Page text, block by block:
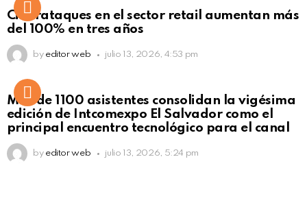
Ciberataques en el sector retail aumentan más
del 100% en tres años
by editor web julio 13, 2026, 4:53 pm
Más de 1100 asistentes consolidan la vigésima
edición de Intcomexpo El Salvador como el
principal encuentro tecnológico para el canal
by editor web julio 13, 2026, 5:24 pm